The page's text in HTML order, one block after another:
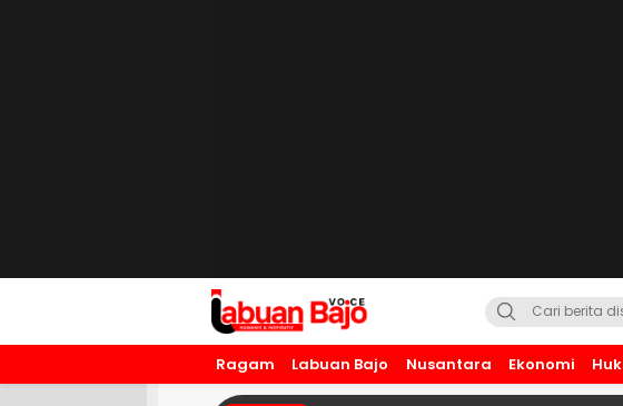
Labuan Bajo Voice
Humanis dan Inspiratif
Ragam Labuan Bajo Nusantara Ekonomi